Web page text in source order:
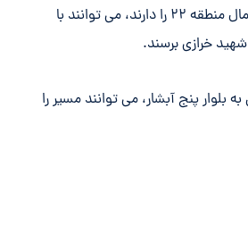
اما برای افرادی که در شهرک خرازی سکونت ندارند و تصمیم به برپایی پیک نیک پارک لتمال منطقه ۲۲ را دارند، می توانند با
شهید خرازی برسند.
پنج آبشار، می توانند مسیر را